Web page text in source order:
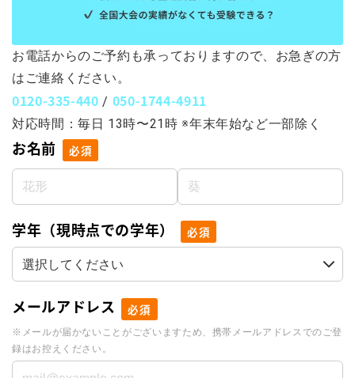
お電話からのご予約も承っておりますので、お急ぎの方
はご連絡ください。
0120-335-440 / 050-1744-4911
対応時間：毎日 13時〜21時 ※年末年始など一部除く
お名前 必須
学年（現時点での学年） 必須
メールアドレス 必須
※メールが届かないことがございますため、携帯メールアドレスでのご登
録はお控えください。